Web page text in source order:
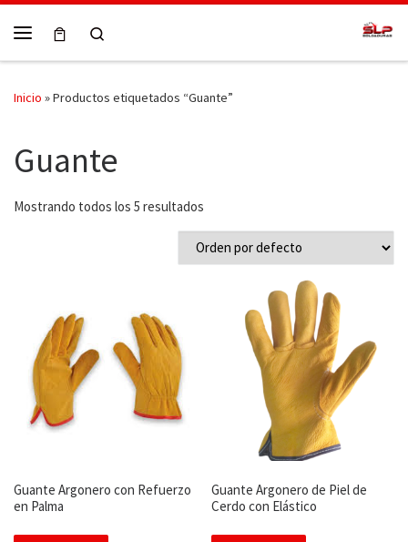
Skip to content
Inicio »Productos etiquetados “Guante”
Guante
Mostrando todos los 5 resultados
Guante Argonero con Refuerzo
en Palma
Guante Argonero de Piel de
Cerdo con Elástico